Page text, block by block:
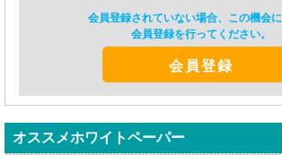
会員登録されていない場合、この機会に
会員登録を行ってください。
会員登録
オススメホワイトペーパー